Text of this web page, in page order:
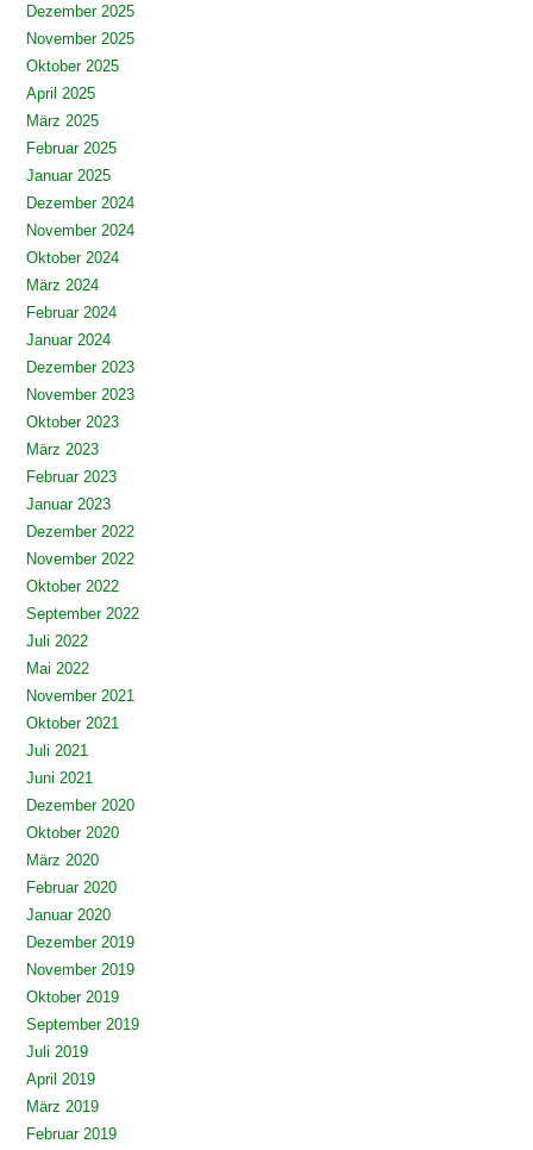
Dezember 2025
November 2025
Oktober 2025
April 2025
März 2025
Februar 2025
Januar 2025
Dezember 2024
November 2024
Oktober 2024
März 2024
Februar 2024
Januar 2024
Dezember 2023
November 2023
Oktober 2023
März 2023
Februar 2023
Januar 2023
Dezember 2022
November 2022
Oktober 2022
September 2022
Juli 2022
Mai 2022
November 2021
Oktober 2021
Juli 2021
Juni 2021
Dezember 2020
Oktober 2020
März 2020
Februar 2020
Januar 2020
Dezember 2019
November 2019
Oktober 2019
September 2019
Juli 2019
April 2019
März 2019
Februar 2019